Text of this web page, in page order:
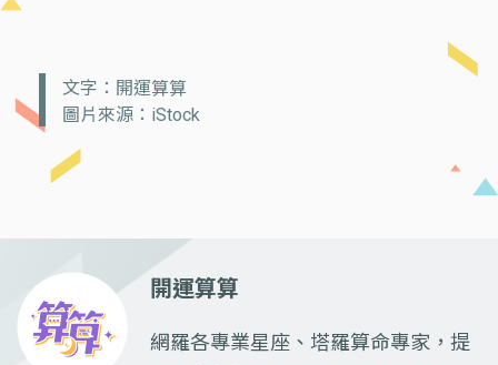
文字：開運算算
圖片來源：iStock
開運算算
網羅各專業星座、塔羅算命專家，提